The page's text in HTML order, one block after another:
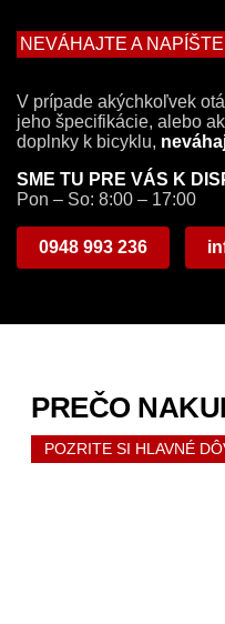
NEVÁHAJTE A
V prípade akýchkoľvek
jeho špecifikácie, alebo
doplnky k bicyklu,
SME TU PRE VÁS K
Pon – So: 8:00 – 17:00
0948 993 236
PREČO
POZRITE SI HLAVNÉ